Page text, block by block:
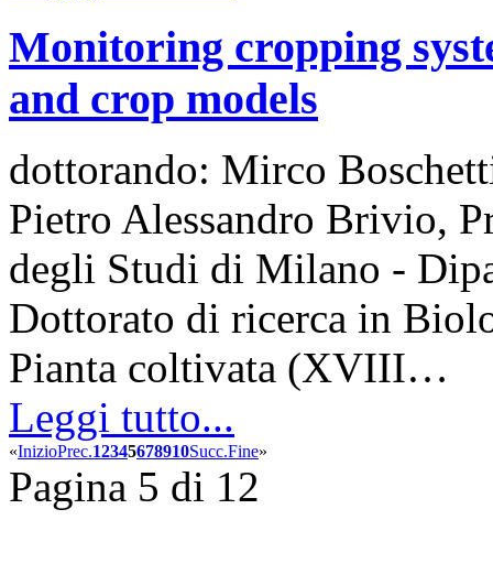
Monitoring cropping
and crop models
dottorando: Mirco
Pietro Alessandro Brivio,
degli Studi di Milano -
Dottorato di ricerca in
Pianta coltivata (XVIII…
Leggi tutto...
«InizioPrec.12345678910Succ.Fine»
Pagina 5 di 12